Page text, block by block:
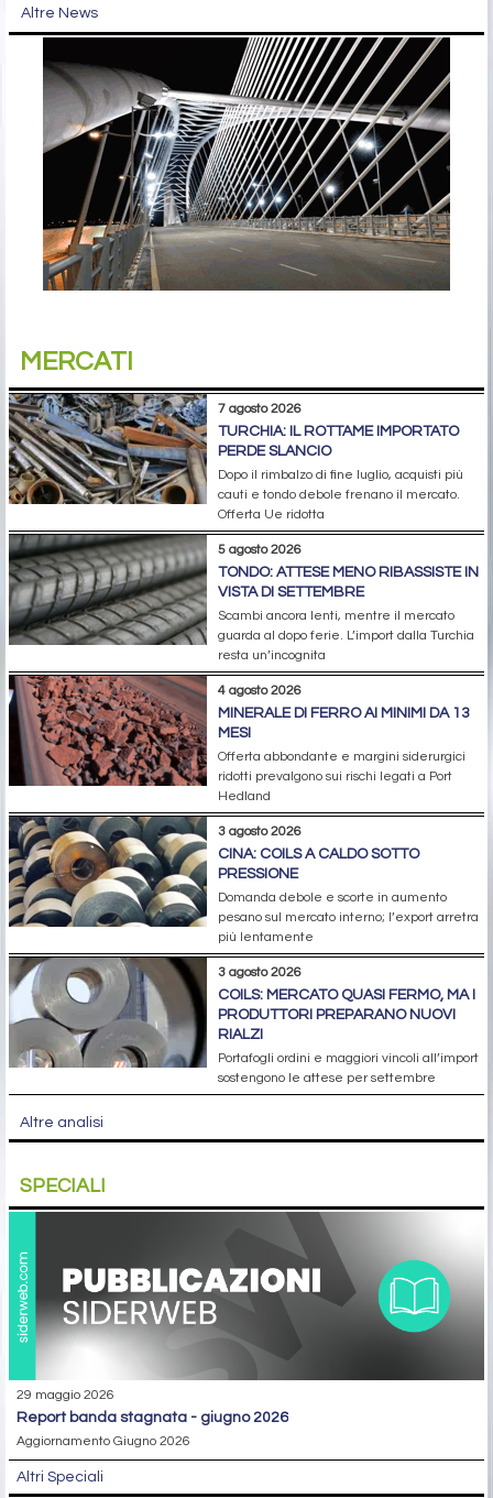
Altre News
MERCATI
7 agosto 2026
TURCHIA: IL ROTTAME IMPORTATO
PERDE SLANCIO
Dopo il rimbalzo di fine luglio, acquisti più
cauti e tondo debole frenano il mercato.
Offerta Ue ridotta
5 agosto 2026
TONDO: ATTESE MENO RIBASSISTE IN
VISTA DI SETTEMBRE
Scambi ancora lenti, mentre il mercato
guarda al dopo ferie. L’import dalla Turchia
resta un’incognita
4 agosto 2026
MINERALE DI FERRO AI MINIMI DA 13
MESI
Offerta abbondante e margini siderurgici
ridotti prevalgono sui rischi legati a Port
Hedland
3 agosto 2026
CINA: COILS A CALDO SOTTO
PRESSIONE
Domanda debole e scorte in aumento
pesano sul mercato interno; l’export arretra
più lentamente
3 agosto 2026
COILS: MERCATO QUASI FERMO, MA I
PRODUTTORI PREPARANO NUOVI
RIALZI
Portafogli ordini e maggiori vincoli all’import
sostengono le attese per settembre
Altre analisi
SPECIALI
29 maggio 2026
report banda stagnata - giugno 2026
Aggiornamento Giugno 2026
Altri Speciali